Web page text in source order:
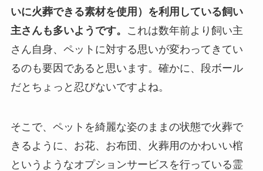
いに火葬できる素材を使用）を利用している飼い
主さんも多いようです。
これは数年前より飼い主
さん自身、ペットに対する思いが変わってきてい
るのも要因であると思います。確かに、段ボール
だとちょっと忍びないですよね。
そこで、ペットを綺麗な姿のままの状態で火葬で
きるように、お花、お布団、火葬用のかわいい棺
というようなオプションサービスを行っている霊